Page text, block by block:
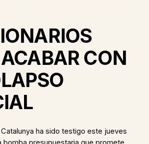
CON
ha sido testigo este jueves